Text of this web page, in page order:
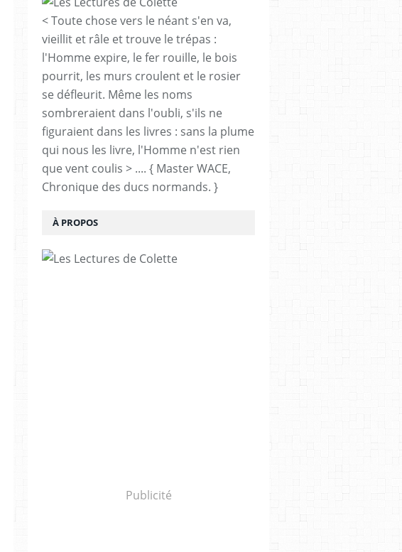
< Toute chose vers le néant s'en va,
vieillit et râle et trouve le trépas :
l'Homme expire, le fer rouille, le bois
pourrit, les murs croulent et le rosier
se défleurit. Même les noms
sombreraient dans l'oubli, s'ils ne
figuraient dans les livres : sans la plume
qui nous les livre, l'Homme n'est rien
que vent coulis > .... { Master WACE,
Chronique des ducs normands. }
À PROPOS
Publicité